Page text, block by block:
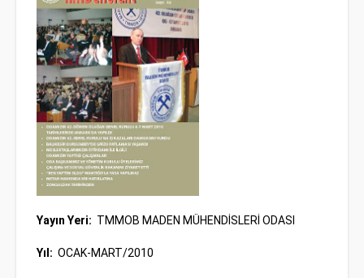
Yayın Yeri: TMMOB MADEN MÜHENDİSLERİ ODASI
Yıl: OCAK-MART/2010